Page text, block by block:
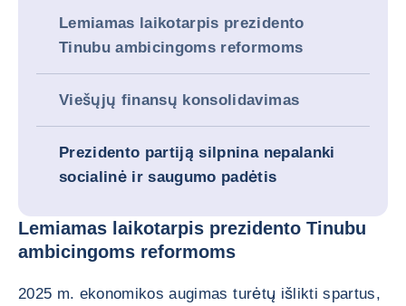
Lemiamas laikotarpis prezidento
Tinubu ambicingoms reformoms
Viešųjų finansų konsolidavimas
Prezidento partiją silpnina nepalanki
socialinė ir saugumo padėtis
Lemiamas laikotarpis prezidento Tinubu
ambicingoms reformoms
2025 m. ekonomikos augimas turėtų išlikti spartus,